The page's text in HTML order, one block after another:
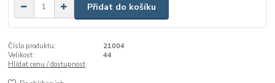
Přidat do košíku
Číslo produktu:
21004
Velikost:
44
Hlídat cenu / dostupnost